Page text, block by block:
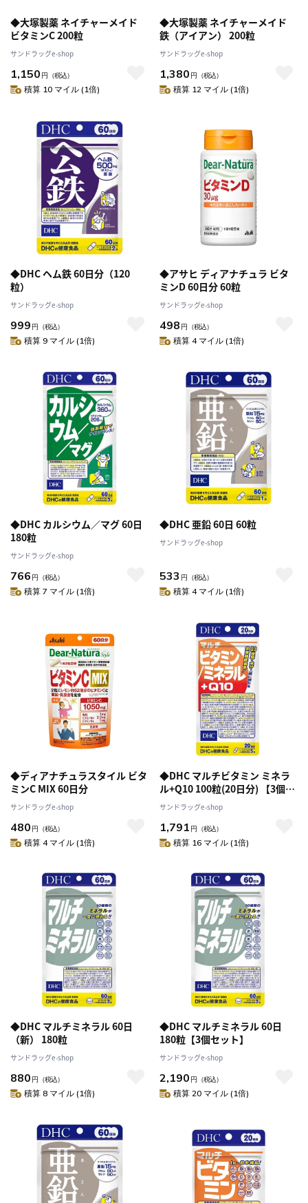
◆大塚製薬 ネイチャーメイド
ビタミンC 200粒
サンドラッグe-shop
1,150 円 （税込）
積算 10 マイル (1倍)
◆大塚製薬 ネイチャーメイド
鉄（アイアン） 200粒
サンドラッグe-shop
1,380 円 （税込）
積算 12 マイル (1倍)
◆DHC ヘム鉄 60日分（120
粒）
サンドラッグe-shop
999 円 （税込）
積算 9 マイル (1倍)
◆アサヒ ディアナチュラ ビタ
ミンD 60日分 60粒
サンドラッグe-shop
498 円 （税込）
積算 4 マイル (1倍)
◆DHC カルシウム／マグ 60日
180粒
サンドラッグe-shop
766 円 （税込）
積算 7 マイル (1倍)
◆DHC 亜鉛 60日 60粒
サンドラッグe-shop
533 円 （税込）
積算 4 マイル (1倍)
◆ディアナチュラスタイル ビタ
ミンC MIX 60日分
サンドラッグe-shop
480 円 （税込）
積算 4 マイル (1倍)
◆DHC マルチビタミン ミネラ
ル+Q10 100粒(20日分) 【3個セ
ット】
サンドラッグe-shop
1,791 円 （税込）
積算 16 マイル (1倍)
◆DHC マルチミネラル 60日
（新） 180粒
サンドラッグe-shop
880 円 （税込）
積算 8 マイル (1倍)
◆DHC マルチミネラル 60日
180粒【3個セット】
サンドラッグe-shop
2,190 円 （税込）
積算 20 マイル (1倍)